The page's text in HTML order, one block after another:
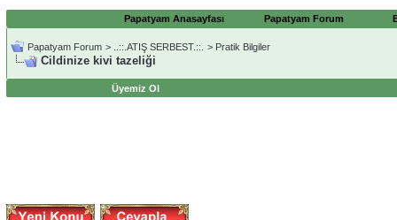
Papatyam Anasayfası Papatyam Forum
Papatyam Forum > ..::.ATIŞ SERBEST.::. > Pratik Bilgiler
Cildinize kivi tazeliği
Üyemiz Ol